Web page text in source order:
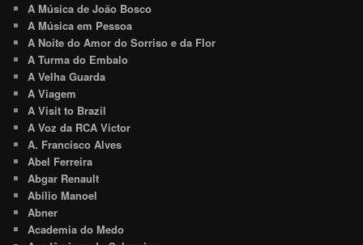
A Música de João Bosco
A Música em Pessoa
A Noite do Amor do Sorriso e da Flor
A Turma do Embalo
A Velha Guarda
A Viagem
A Visit to Brazil
A Voz da RCA Victor
A. Francisco Alves
Abel Ferreira
Abgar Renault
Abílio Manoel
Abner
Academia do Medo